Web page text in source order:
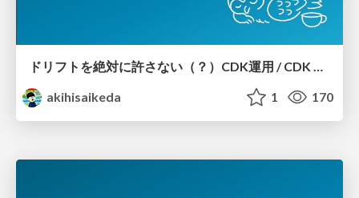
ドリフトを絶対に許さない（？）CDK運用 / CDK Ops with Zero Tolerance for Drifts (?)
akihisaikeda
1 170